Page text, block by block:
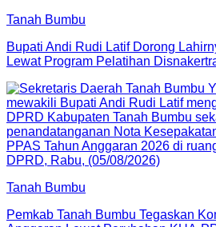
Tanah Bumbu
Bupati Andi Rudi Latif Dorong
Lewat Program Pelatihan
Tanah Bumbu
Pemkab Tanah Bumbu Tegaskan